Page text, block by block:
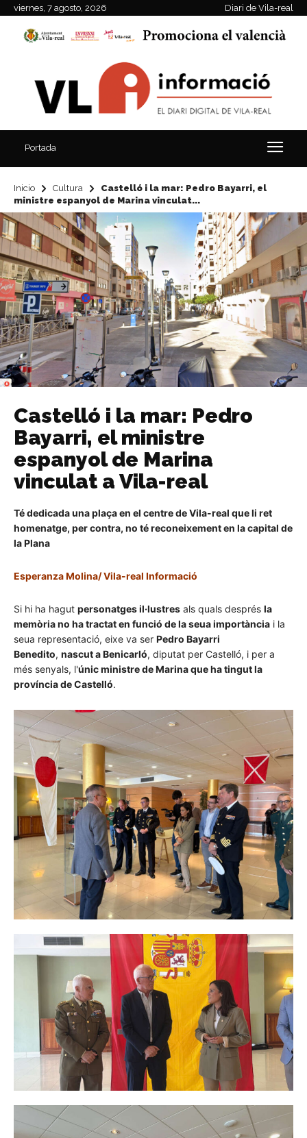
viernes, 7 agosto, 2026 Diari de Vila-real
Portada
Inicio Cultura
Castelló i la mar: Pedro Bayarri, el
ministre espanyol de Marina vinculat...
Castelló i la mar: Pedro
Bayarri, el ministre
espanyol de Marina
vinculat a Vila-real
Té dedicada una plaça en el centre de Vila-real que li ret
homenatge, per contra, no té reconeixement en la capital de
la Plana
Esperanza Molina/ Vila-real Informació
Si hi ha hagut personatges il·lustres als quals després la
memòria no ha tractat en funció de la seua importància i la
seua representació, eixe va ser Pedro Bayarri
Benedito, nascut a Benicarló, diputat per Castelló, i per a
més senyals, l'únic ministre de Marina que ha tingut la
província de Castelló.